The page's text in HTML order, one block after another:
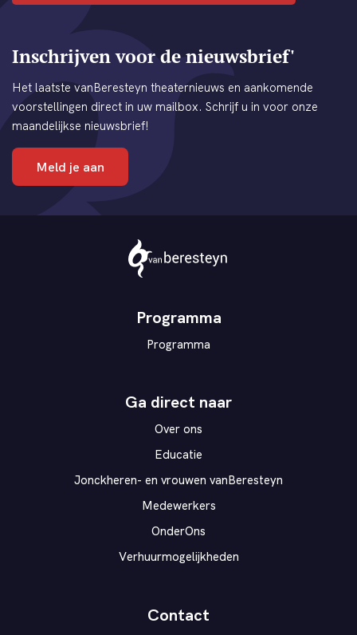
Inschrijven voor de nieuwsbrief'
Het laatste vanBeresteyn theaternieuws en aankomende
voorstellingen direct in uw mailbox. Schrijf u in voor onze
maandelijkse nieuwsbrief!
Meld je aan
Theater
Programma
Programma
Ga direct naar
Over ons
Educatie
Jonckheren- en vrouwen vanBeresteyn
Medewerkers
OnderOns
Verhuurmogelijkheden
Contact